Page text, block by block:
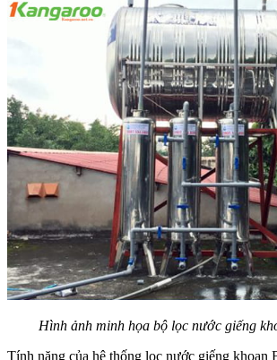
Hình ảnh minh họa bộ lọc nước giếng
Tính năng của hệ thống lọc nước giếng khoan